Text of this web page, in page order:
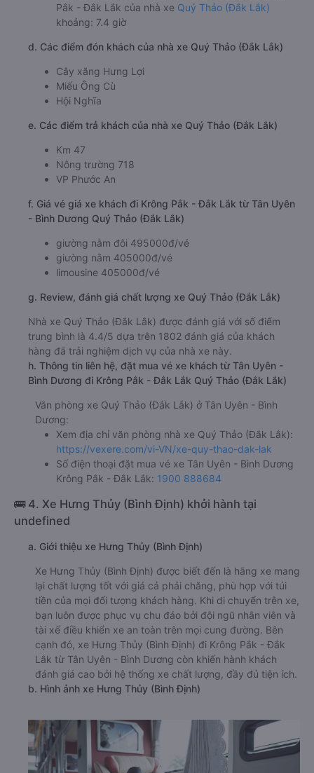
Pắk - Đắk Lắk của nhà xe Quý Thảo (Đắk Lắk)
khoảng: 7.4 giờ
d. Các điểm đón khách của nhà xe Quý Thảo (Đắk Lắk)
Cây xăng Hưng Lợi
Miếu Ông Cù
Hội Nghĩa
e. Các điểm trả khách của nhà xe Quý Thảo (Đắk Lắk)
Km 47
Nông trường 718
VP Phước An
f. Giá vé giá xe khách đi Krông Pắk - Đắk Lắk từ Tân Uyên
- Bình Dương Quý Thảo (Đắk Lắk)
giường nằm đôi 495000đ/vé
giường nằm 405000đ/vé
limousine 405000đ/vé
g. Review, đánh giá chất lượng xe Quý Thảo (Đắk Lắk)
Nhà xe Quý Thảo (Đắk Lắk) được đánh giá với số điểm
trung bình là 4.4/5 dựa trên 1802 đánh giá của khách
hàng đã trải nghiệm dịch vụ của nhà xe này.
h. Thông tin liên hệ, đặt mua vé xe khách từ Tân Uyên -
Bình Dương đi Krông Pắk - Đắk Lắk Quý Thảo (Đắk Lắk)
Văn phòng xe Quý Thảo (Đắk Lắk) ở Tân Uyên - Bình
Dương:
Xem địa chỉ văn phòng nhà xe Quý Thảo (Đắk Lắk):
https://vexere.com/vi-VN/xe-quy-thao-dak-lak
Số điện thoại đặt mua vé xe Tân Uyên - Bình Dương
Krông Pắk - Đắk Lắk: 1900 888684
🚌 4. Xe Hưng Thủy (Bình Định) khởi hành tại
undefined
a. Giới thiệu xe Hưng Thủy (Bình Định)
Xe Hưng Thủy (Bình Định) được biết đến là hãng xe mang
lại chất lượng tốt với giá cả phải chăng, phù hợp với túi
tiền của mọi đối tượng khách hàng. Khi di chuyển trên xe,
bạn luôn được phục vụ chu đáo bởi đội ngũ nhân viên và
tài xế điều khiển xe an toàn trên mọi cung đường. Bên
cạnh đó, xe Hưng Thủy (Bình Định) đi Krông Pắk - Đắk
Lắk từ Tân Uyên - Bình Dương còn khiến hành khách
đánh giá cao bởi hệ thống xe chất lượng, đầy đủ tiện ích.
b. Hình ảnh xe Hưng Thủy (Bình Định)